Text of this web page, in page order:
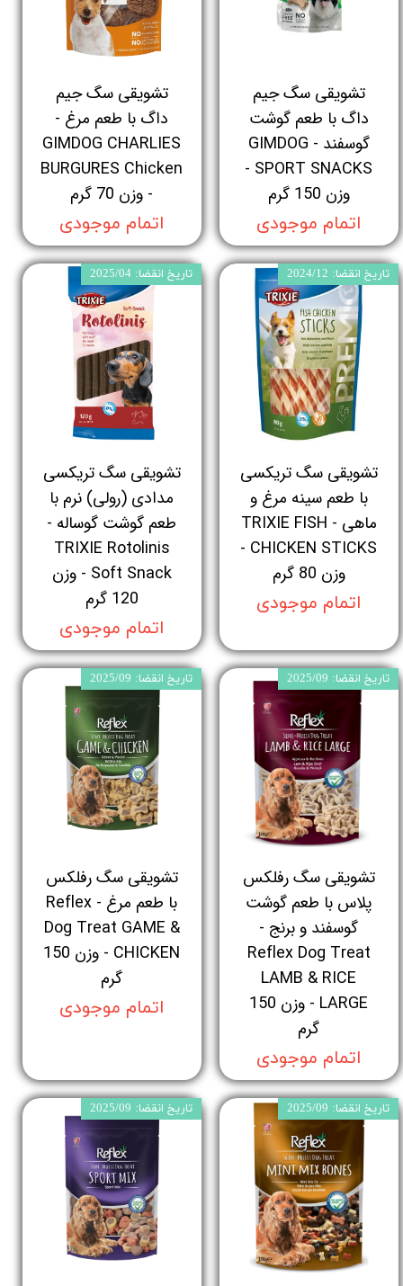
تشویقی سگ جیم
داگ با طعم گوشت
گوسفند - GIMDOG
SPORT SNACKS -
وزن 150 گرم
اتمام موجودی
تشویقی سگ جیم
داگ با طعم مرغ -
GIMDOG CHARLIES
BURGURES Chicken
- وزن 70 گرم
اتمام موجودی
تشویقی سگ تریکسی
با طعم سینه مرغ و
ماهی - TRIXIE FISH
CHICKEN STICKS -
وزن 80 گرم
اتمام موجودی
تاریخ انقضا: 2024/12
تشویقی سگ تریکسی
مدادی (رولی) نرم با
طعم گوشت گوساله -
TRIXIE Rotolinis
Soft Snack - وزن
120 گرم
اتمام موجودی
تاریخ انقضا: 2025/04
تشویقی سگ رفلکس
پلاس با طعم گوشت
گوسفند و برنج -
Reflex Dog Treat
LAMB & RICE
LARGE - وزن 150
گرم
اتمام موجودی
تاریخ انقضا: 2025/09
تشویقی سگ رفلکس
با طعم مرغ - Reflex
Dog Treat GAME &
CHICKEN - وزن 150
گرم
اتمام موجودی
تاریخ انقضا: 2025/09
تاریخ انقضا: 2025/09 تاریخ انقضا: 2025/09